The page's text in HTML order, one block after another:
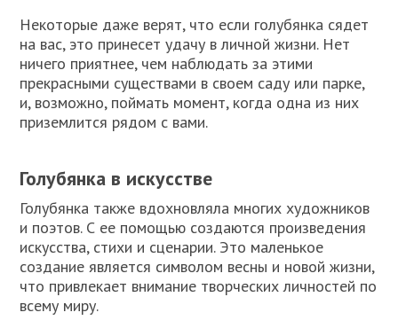
Некоторые даже верят, что если голубянка сядет
на вас, это принесет удачу в личной жизни. Нет
ничего приятнее, чем наблюдать за этими
прекрасными существами в своем саду или парке,
и, возможно, поймать момент, когда одна из них
приземлится рядом с вами.
Голубянка в искусстве
Голубянка также вдохновляла многих художников
и поэтов. С ее помощью создаются произведения
искусства, стихи и сценарии. Это маленькое
создание является символом весны и новой жизни,
что привлекает внимание творческих личностей по
всему миру.